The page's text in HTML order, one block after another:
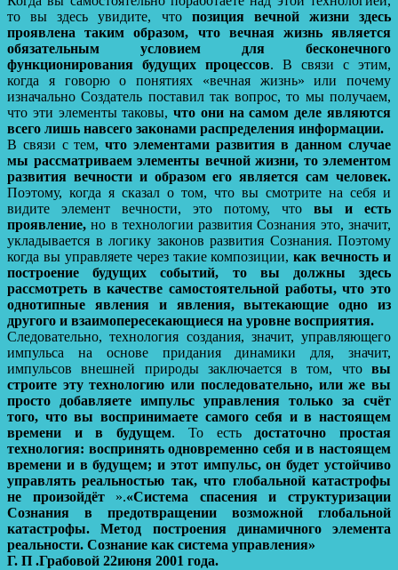
то вы здесь увидите, что позиция вечной жизни здесь
проявлена таким образом, что вечная жизнь является
обязательным условием для бесконечного
функционирования будущих процессов. В связи с этим,
когда я говорю о понятиях «вечная жизнь» или почему
изначально Создатель поставил так вопрос, то мы получаем,
что эти элементы таковы,что они на самом деле являются
всего лишь навсего законами распределения информации.
В связи с тем,что элементами развития в данном случае
мы рассматриваем элементы вечной жизни, то элементом
развития вечности и образом его является сам человек.
Поэтому, когда я сказал о том, что вы смотрите на себя и
видите элемент вечности, это потому, что вы и есть
проявление, но в технологии развития Сознания это, значит,
укладывается в логику законов развития Сознания. Поэтому
когда вы управляете через такие композиции, как вечность и
построение будущих событий, то вы должны здесь
рассмотреть в качестве самостоятельной работы, что это
однотипные явления и явления, вытекающие одно из
другого и взаимопересекающиеся на уровне восприятия.
Следовательно, технология создания, значит, управляющего
импульса на основе придания динамики для, значит,
импульсов внешней природы заключается в том, что вы
строите эту технологию или последовательно, или же вы
просто добавляете импульс управления только за счёт
того, что вы воспринимаете самого себя и в настоящем
времени и в будущем. То естьдостаточно простая
технология: воспринять одновременно себя и в настоящем
времени и в будущем; и этот импульс, он будет устойчиво
управлять реальностью так, что глобальной катастрофы
не произойдёт».«Система спасения и структуризации
Сознания в предотвращении возможной глобальной
катастрофы. Метод построения динамичного элемента
реальности. Сознание как система управления»
Г. П .Грабовой 22июня 2001 года.